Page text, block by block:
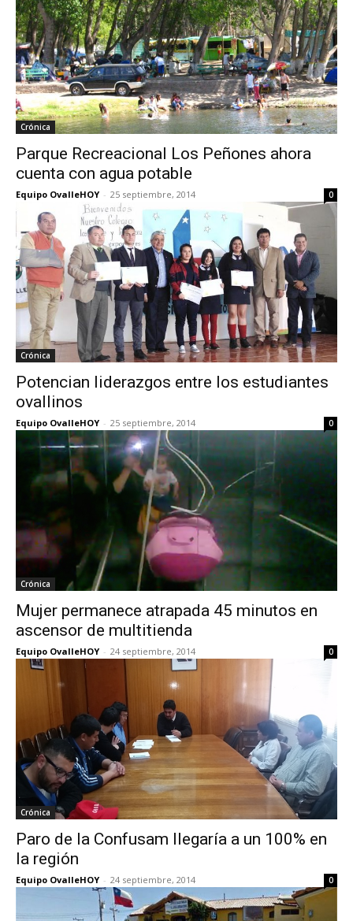
Crónica
Parque Recreacional Los Peñones ahora
cuenta con agua potable
Equipo OvalleHOY - 25 septiembre, 2014 0
Crónica
Potencian liderazgos entre los estudiantes
ovallinos
Equipo OvalleHOY - 25 septiembre, 2014 0
Crónica
Mujer permanece atrapada 45 minutos en
ascensor de multitienda
Equipo OvalleHOY - 24 septiembre, 2014 0
Crónica
Paro de la Confusam llegaría a un 100% en
la región
Equipo OvalleHOY - 24 septiembre, 2014 0